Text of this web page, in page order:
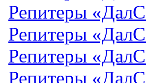
Репитеры
Репитеры
Репитеры
Репитеры